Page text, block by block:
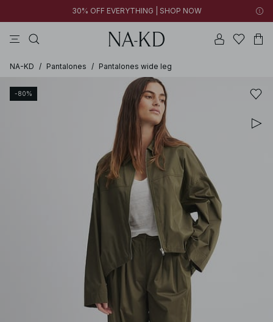
30% OFF EVERYTHING | SHOP NOW
NA-KD / Pantalones / Pantalones wide leg
-80%